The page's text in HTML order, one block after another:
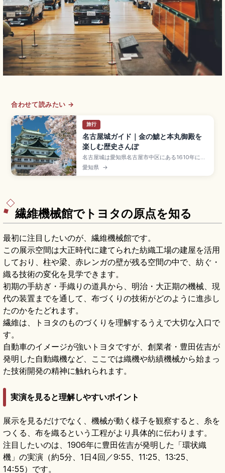
合わせて読みたい →
旅行
名古屋城ガイド｜金の鯱と本丸御殿を
楽しむ歴史さんぽ
名古屋城は愛知県名古屋市中区にある1610年に徳
川家康の命で築城された名城で、尾張徳川家の居
城として繁栄したスポット。屋根の金の鯱(雄
愛知県 →
繊維機械館でトヨタの原点を知る
最初に注目したいのが、繊維機械館です。
この展示空間は大正時代に建てられた紡織工場の建屋を活用
しており、柱や梁、赤レンガの壁が残る空間の中で、紡ぐ・
織る技術の変化を見学できます。
初期の手紡ぎ・手織りの道具から、明治・大正期の機械、現
代の装置までを通して、布づくりの技術がどのように進歩し
たのかをたどれます。
繊維は、トヨタのものづくりを理解するうえで大切な入口で
す。
自動車のイメージが強いトヨタですが、創業者・豊田佐吉が
発明した自動織機など、ここでは織機や紡績機械から始まっ
た技術開発の精神に触れられます。
実演を見ると理解しやすいポイント
展示を見るだけでなく、機械が動く様子を観察すると、糸を
つくる、布を織るという工程がより具体的に伝わります。
注目したいのは、1906年に豊田佐吉が発明した「環状織
機」の実演（約5分、1日4回／9:55、11:25、13:25、
14:55）です。